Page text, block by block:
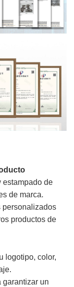
estampado de
de marca.
personalizados
productos de
logotipo, color,
garantizar un